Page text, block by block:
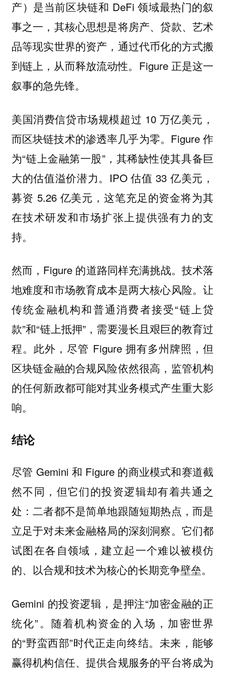
产）是当前区块链和 DeFi 领域最热门的叙
事之一，其核心思想是将房产、贷款、艺术
品等现实世界的资产，通过代币化的方式搬
到链上，从而释放流动性。Figure 正是这一
叙事的急先锋。
美国消费信贷市场规模超过 10 万亿美元，
而区块链技术的渗透率几乎为零。Figure 作
为“链上金融第一股”，其稀缺性使其具备巨
大的估值溢价潜力。IPO 估值 33 亿美元，
募资 5.26 亿美元，这笔充足的资金将为其
在技术研发和市场扩张上提供强有力的支
持。
然而，Figure 的道路同样充满挑战。技术落
地难度和市场教育成本是两大核心风险。让
传统金融机构和普通消费者接受“链上贷
款”和“链上抵押”，需要漫长且艰巨的教育过
程。此外，尽管 Figure 拥有多州牌照，但
区块链金融的合规风险依然很高，监管机构
的任何新政都可能对其业务模式产生重大影
响。
结论
尽管 Gemini 和 Figure 的商业模式和赛道截
然不同，但它们的投资逻辑却有着共通之
处：二者都不是简单地跟随短期热点，而是
立足于对未来金融格局的深刻洞察。它们都
试图在各自领域，建立起一个难以被模仿
的、以合规和技术为核心的长期竞争壁垒。
Gemini 的投资逻辑，是押注“加密金融的正
统化”。随着机构资金的入场，加密世界
的“野蛮西部”时代正走向终结。未来，能够
赢得机构信任、提供合规服务的平台将成为